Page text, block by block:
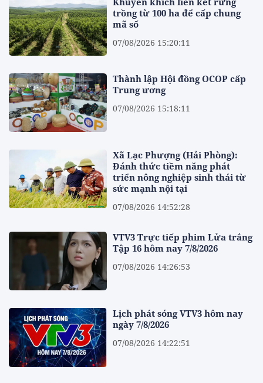
trồng từ 100 ha để cấp chung
mã số
07/08/2026 15:20:11
Thành lập Hội đồng OCOP cấp
Trung ương
07/08/2026 15:18:11
Xã Lạc Phượng (Hải Phòng):
Đánh thức tiềm năng phát
triển nông nghiệp sinh thái từ
sức mạnh nội tại
07/08/2026 14:52:28
VTV3 Trực tiếp phim Lửa trắng
Tập 16 hôm nay 7/8/2026
07/08/2026 14:26:53
Lịch phát sóng VTV3 hôm nay
ngày 7/8/2026
07/08/2026 14:22:51